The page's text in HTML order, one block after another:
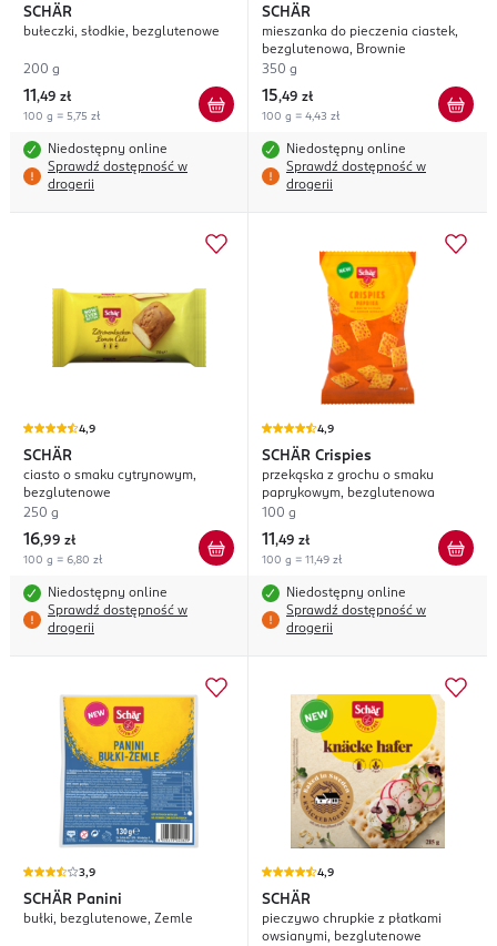
SCHÄR
bułeczki, słodkie, bezglutenowe
200 g
11 ,49 zł
100 g = 5,75 zł
Niedostępny online
Sprawdź dostępność w
drogerii
SCHÄR
mieszanka do pieczenia ciastek,
bezglutenowa, Brownie
350 g
15,49 zł
100 g = 4,43 zł
Niedostępny online
Sprawdź dostępność w
drogerii
4,9
SCHÄR
ciasto o smaku cytrynowym,
bezglutenowe
250 g
16,99 zł
100 g = 6,80 zł
Niedostępny online
Sprawdź dostępność w
drogerii
4,9
SCHÄR Crispies
przekąska z grochu o smaku
paprykowym, bezglutenowa
100 g
11 ,49 zł
100 g = 11,49 zł
Niedostępny online
Sprawdź dostępność w
drogerii
3,9
SCHÄR Panini
bułki, bezglutenowe, Zemle
4,9
SCHÄR
pieczywo chrupkie z płatkami
owsianymi, bezglutenowe